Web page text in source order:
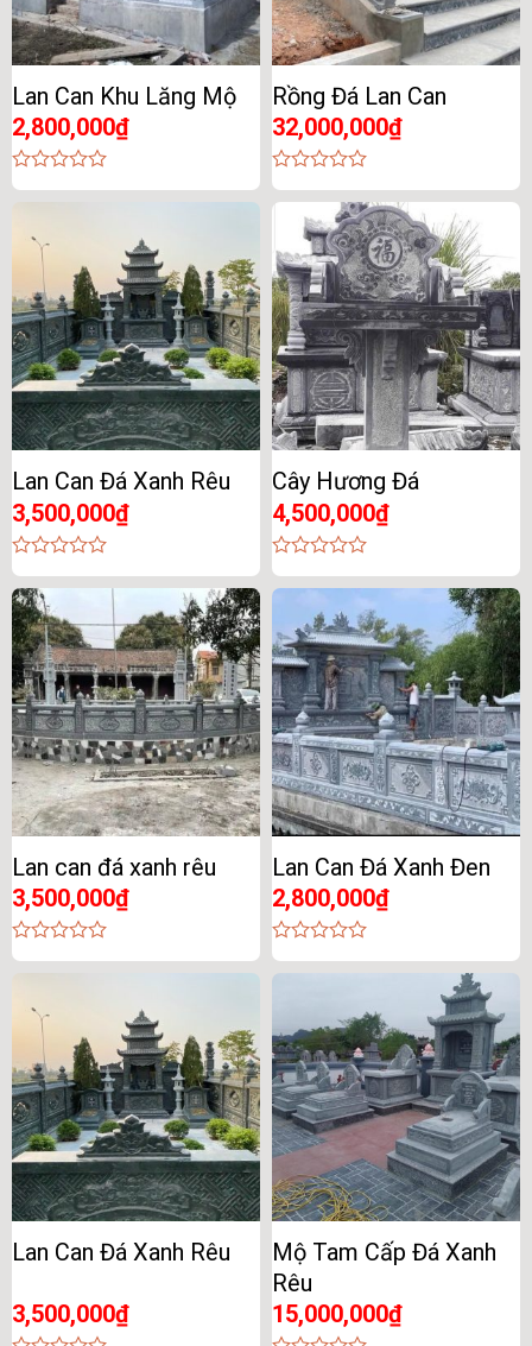
Lan Can Khu Lăng Mộ
2,800,000₫
0
Rồng Đá Lan Can
32,000,000₫
0
out
Lan Can Đá Xanh Rêu
3,500,000₫
0
out
of
5
Cây Hương Đá
4,500,000₫
0
out
5
Lan can đá xanh rêu
3,500,000₫
0
Lan Can Đá Xanh Đen
2,800,000₫
0
out
Lan Can Đá Xanh Rêu
3,500,000₫
Mộ Tam Cấp Đá Xanh
Rêu
15,000,000₫